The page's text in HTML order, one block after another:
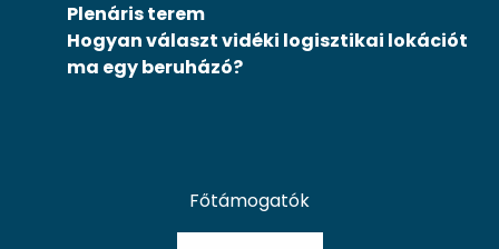
Plenáris terem
Hogyan választ vidéki logisztikai lokációt
ma egy beruházó?
Főtámogatók